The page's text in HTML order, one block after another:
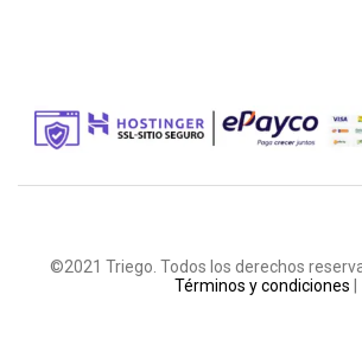
©2021 Triego. Todos los derechos
Términos y condiciones